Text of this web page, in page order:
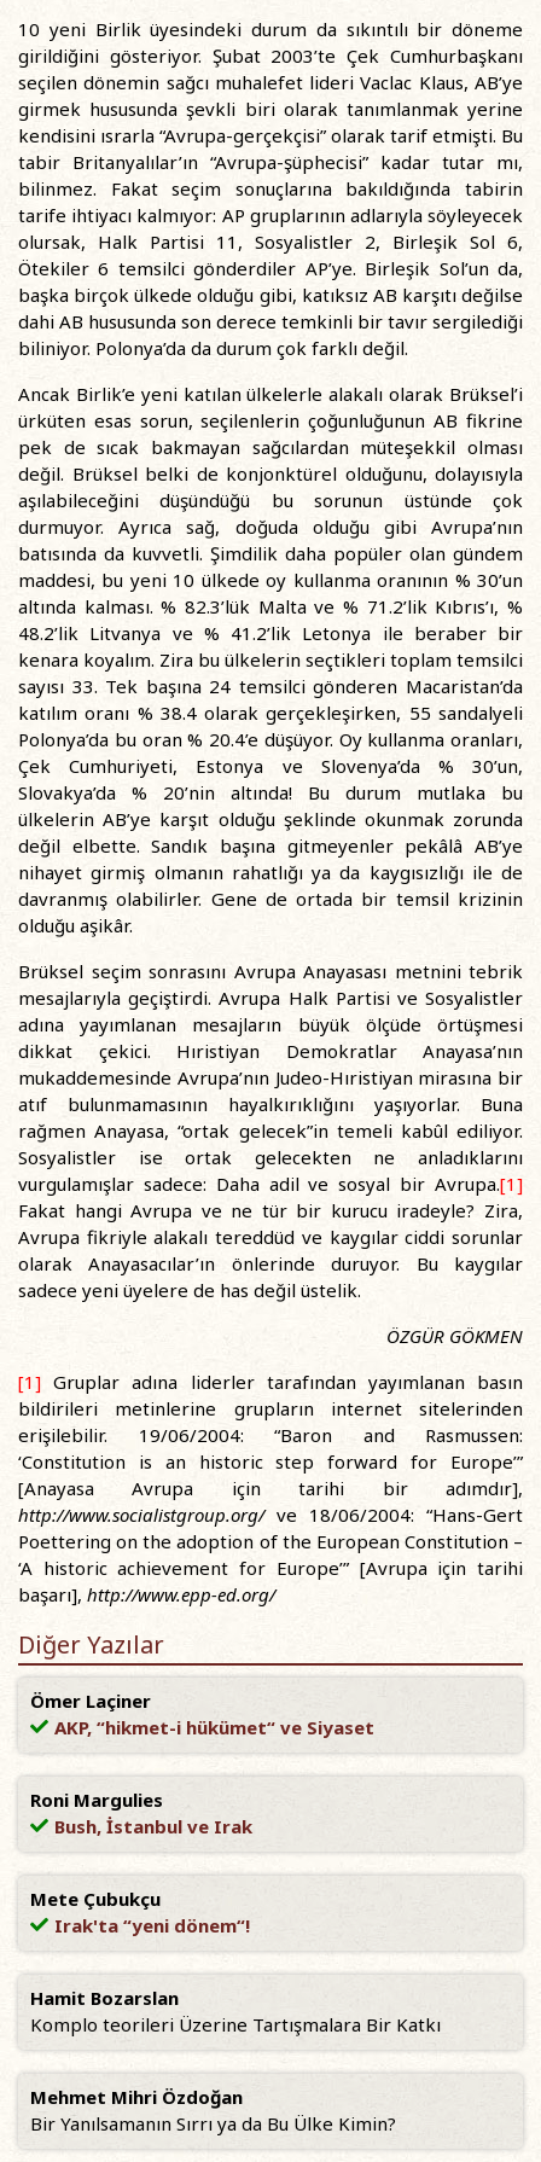
10 yeni Birlik üyesindeki durum da sıkıntılı bir döneme
girildiğini gösteriyor. Şubat 2003’te Çek Cumhurbaşkanı
seçilen dönemin sağcı muhalefet lideri Vaclac Klaus, AB’ye
girmek hususunda şevkli biri olarak tanımlanmak yerine
kendisini ısrarla “Avrupa-gerçekçisi” olarak tarif etmişti. Bu
tabir Britanyalılar’ın “Avrupa-şüphecisi” kadar tutar mı,
bilinmez. Fakat seçim sonuçlarına bakıldığında tabirin
tarife ihtiyacı kalmıyor: AP gruplarının adlarıyla söyleyecek
olursak, Halk Partisi 11, Sosyalistler 2, Birleşik Sol 6,
Ötekiler 6 temsilci gönderdiler AP’ye. Birleşik Sol’un da,
başka birçok ülkede olduğu gibi, katıksız AB karşıtı değilse
dahi AB hususunda son derece temkinli bir tavır sergilediği
biliniyor. Polonya’da da durum çok farklı değil.
Ancak Birlik’e yeni katılan ülkelerle alakalı olarak Brüksel’i
ürküten esas sorun, seçilenlerin çoğunluğunun AB fikrine
pek de sıcak bakmayan sağcılardan müteşekkil olması
değil. Brüksel belki de konjonktürel olduğunu, dolayısıyla
aşılabileceğini düşündüğü bu sorunun üstünde çok
durmuyor. Ayrıca sağ, doğuda olduğu gibi Avrupa’nın
batısında da kuvvetli. Şimdilik daha popüler olan gündem
maddesi, bu yeni 10 ülkede oy kullanma oranının % 30’un
altında kalması. % 82.3’lük Malta ve % 71.2’lik Kıbrıs’ı, %
48.2’lik Litvanya ve % 41.2’lik Letonya ile beraber bir
kenara koyalım. Zira bu ülkelerin seçtikleri toplam temsilci
sayısı 33. Tek başına 24 temsilci gönderen Macaristan’da
katılım oranı % 38.4 olarak gerçekleşirken, 55 sandalyeli
Polonya’da bu oran % 20.4’e düşüyor. Oy kullanma oranları,
Çek Cumhuriyeti, Estonya ve Slovenya’da % 30’un,
Slovakya’da % 20’nin altında! Bu durum mutlaka bu
ülkelerin AB’ye karşıt olduğu şeklinde okunmak zorunda
değil elbette. Sandık başına gitmeyenler pekâlâ AB’ye
nihayet girmiş olmanın rahatlığı ya da kaygısızlığı ile de
davranmış olabilirler. Gene de ortada bir temsil krizinin
olduğu aşikâr.
Brüksel seçim sonrasını Avrupa Anayasası metnini tebrik
mesajlarıyla geçiştirdi. Avrupa Halk Partisi ve Sosyalistler
adına yayımlanan mesajların büyük ölçüde örtüşmesi
dikkat çekici. Hıristiyan Demokratlar Anayasa’nın
mukaddemesinde Avrupa’nın Judeo-Hıristiyan mirasına bir
atıf bulunmamasının hayalkırıklığını yaşıyorlar. Buna
rağmen Anayasa, “ortak gelecek”in temeli kabûl ediliyor.
Sosyalistler ise ortak gelecekten ne anladıklarını
vurgulamışlar sadece: Daha adil ve sosyal bir Avrupa.[1]
Fakat hangi Avrupa ve ne tür bir kurucu iradeyle? Zira,
Avrupa fikriyle alakalı tereddüd ve kaygılar ciddi sorunlar
olarak Anayasacılar’ın önlerinde duruyor. Bu kaygılar
sadece yeni üyelere de has değil üstelik.
ÖZGÜR GÖKMEN
[1] Gruplar adına liderler tarafından yayımlanan basın
bildirileri metinlerine grupların internet sitelerinden
erişilebilir. 19/06/2004: “Baron and Rasmussen:
‘Constitution is an historic step forward for Europe’”
[Anayasa Avrupa için tarihi bir adımdır],
http://www.socialistgroup.org/ve 18/06/2004: “Hans-Gert
Poettering on the adoption of the European Constitution –
‘A historic achievement for Europe’” [Avrupa için tarihi
başarı], http://www.epp-ed.org/
Diğer Yazılar
Ömer Laçiner
AKP, “hikmet-i hükümet“ ve Siyaset
Roni Margulies
Bush, İstanbul ve Irak
Mete Çubukçu
Irak'ta “yeni dönem“!
Hamit Bozarslan
Komplo teorileri Üzerine Tartışmalara Bir Katkı
Mehmet Mihri Özdoğan
Bir Yanılsamanın Sırrı ya da Bu Ülke Kimin?